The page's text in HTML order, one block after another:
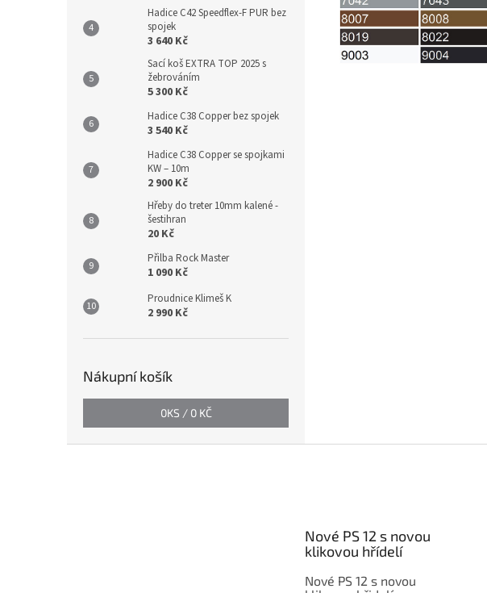
Hadice C42 Speedflex-F PUR bez
spojek
3 640 Kč
Sací koš EXTRA TOP 2025 s
žebrováním
5 300 Kč
Hadice C38 Copper bez spojek
3 540 Kč
Hadice C38 Copper se spojkami
KW – 10m
2 900 Kč
Hřeby do treter 10mm kalené -
šestihran
20 Kč
Přilba Rock Master
1 090 Kč
Proudnice Klimeš K
2 990 Kč
Nákupní košík
0KS / 0 KČ
Nové PS 12 s novou
klikovou hřídelí
Nové PS 12 s novou